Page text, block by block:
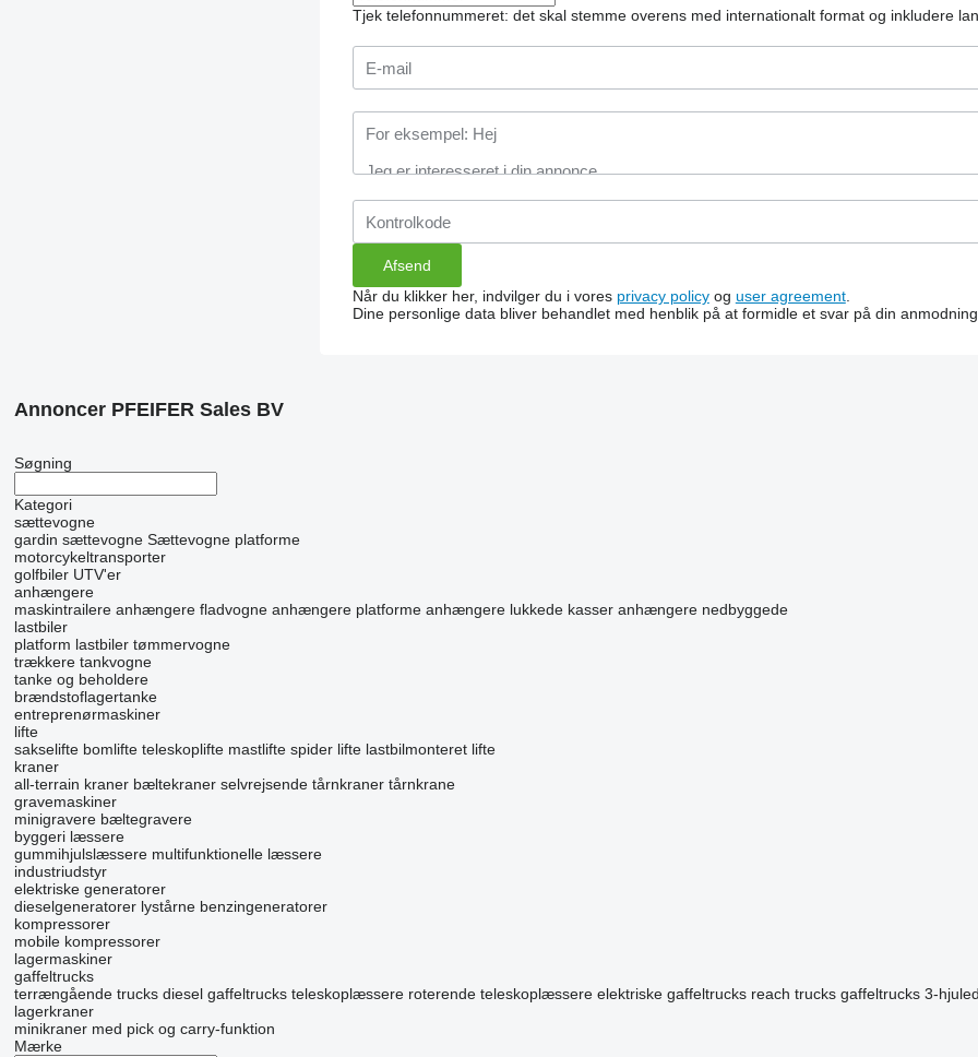
Tjek telefonnummeret: det skal stemme overens med internationalt format og inkludere
Når du klikker her, indvilger du i vores privacy policyog user agreement.
Dine personlige data bliver behandlet med henblik på at formidle et svar på din
Annoncer PFEIFER Sales BV
Søgning
Kategori
sættevogne
gardin sættevogne Sættevogne platforme
motorcykeltransporter
golfbiler UTV'er
anhængere
maskintrailere anhængere fladvogne anhængere platforme anhængere lukkede kasser anhængere nedbyggede
lastbiler
platform lastbiler tømmervogne
trækkere tankvogne
tanke og beholdere
brændstoflagertanke
entreprenørmaskiner
lifte
sakselifte bomlifte teleskoplifte mastlifte spider lifte lastbilmonteret lifte
kraner
all-terrain kraner bæltekraner selvrejsende tårnkraner tårnkrane
gravemaskiner
minigravere bæltegravere
byggeri læssere
gummihjulslæssere multifunktionelle læssere
industriudstyr
elektriske generatorer
dieselgeneratorer lystårne benzingeneratorer
kompressorer
mobile kompressorer
lagermaskiner
gaffeltrucks
terrængående trucks diesel gaffeltrucks teleskoplæssere roterende teleskoplæssere elektriske gaffeltrucks reach trucks gaffeltrucks 3-
lagerkraner
minikraner med pick og carry-funktion
Mærke